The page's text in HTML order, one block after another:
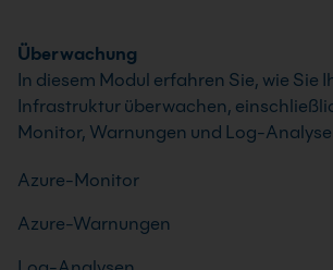
Überwachung
In diesem Modul erfahren Sie, wie Sie
Infrastruktur überwachen,
Monitor, Warnungen und Log-
Azure-Monitor
Azure-Warnungen